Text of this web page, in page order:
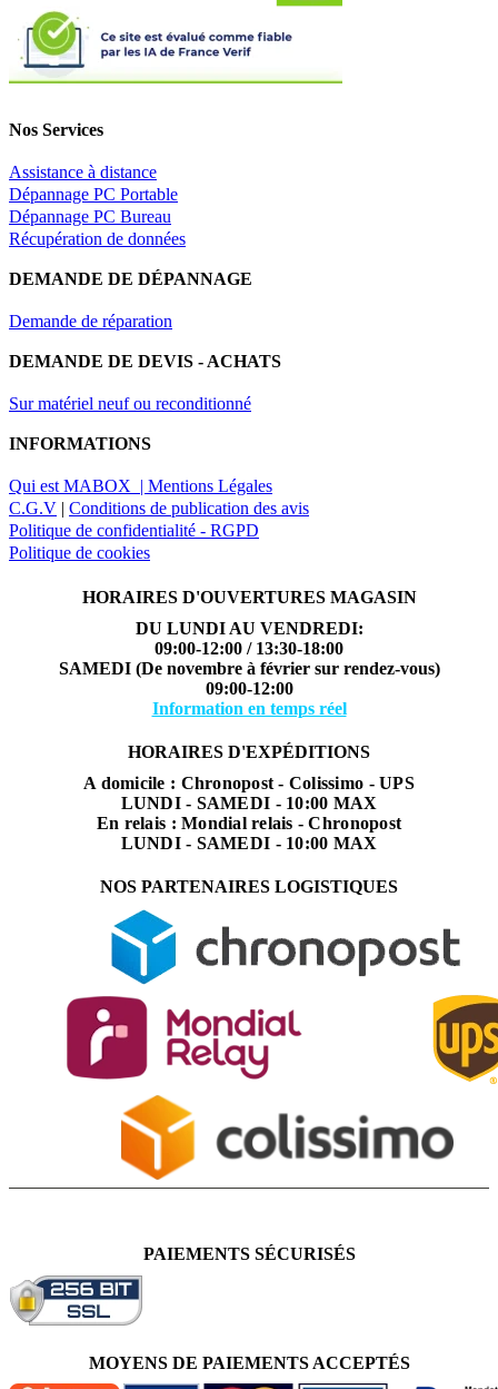
Nos Services
Assistance à distance
Dépannage PC Portable
Dépannage PC Bureau
Récupération de données
DEMANDE DE DÉPANNAGE
Demande de réparation
DEMANDE DE DEVIS - ACHATS
Sur matériel neuf ou reconditionné
INFORMATIONS
Qui est MABOX | Mentions Légales
C.G.V | Conditions de publication des avis
Politique de confidentialité - RGPD
Politique de cookies
HORAIRES D'OUVERTURES MAGASIN
DU LUNDI AU VENDREDI:
09:00-12:00 / 13:30-18:00
SAMEDI (De novembre à février sur rendez-vous)
09:00-12:00
Information en temps réel
HORAIRES D'EXPÉDITIONS
A domicile : Chronopost - Colissimo - UPS
LUNDI - SAMEDI - 10:00 MAX
En relais : Mondial relais - Chronopost
LUNDI - SAMEDI - 10:00 MAX
NOS PARTENAIRES LOGISTIQUES
PAIEMENTS SÉCURISÉS
MOYENS DE PAIEMENTS ACCEPTÉS